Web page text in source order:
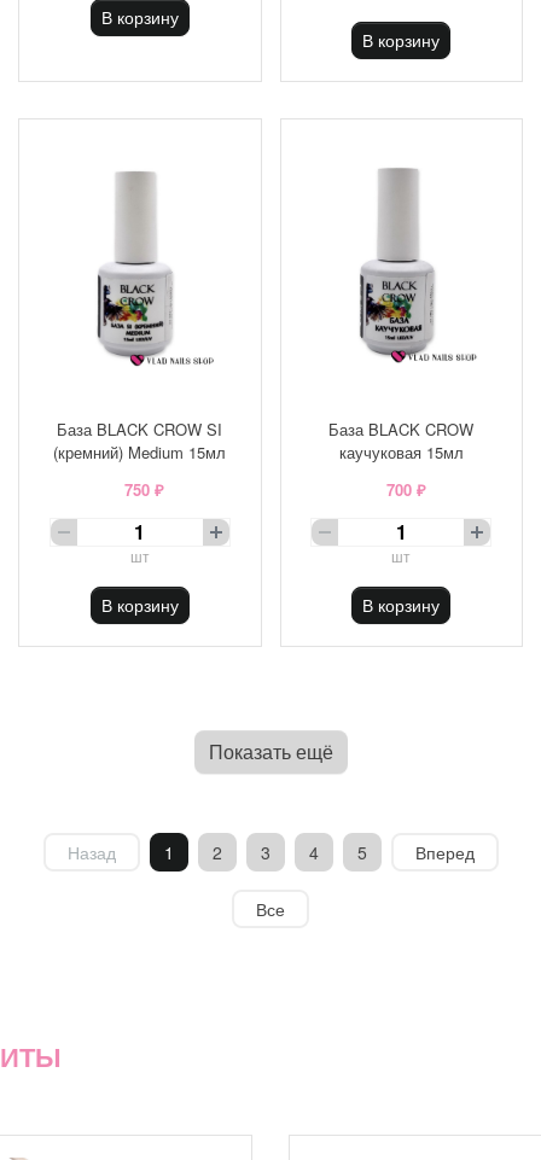
В корзину
В корзину
База BLACK CROW SI
(кремний) Medium 15мл
750 ₽
шт
В корзину
База BLACK CROW
каучуковая 15мл
700 ₽
шт
В корзину
Показать ещё
Назад 1 2 3 4 5 Вперед
Все